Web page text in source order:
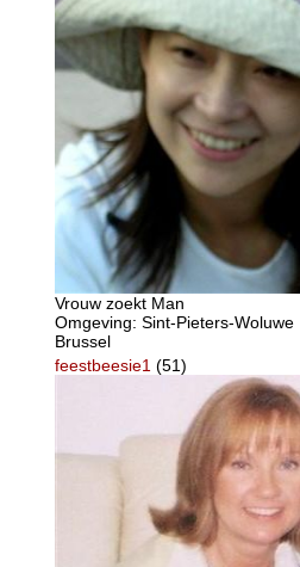
Vrouw zoekt Man
Omgeving: Sint-Pieters-Woluwe
Brussel
feestbeesie1 (51)